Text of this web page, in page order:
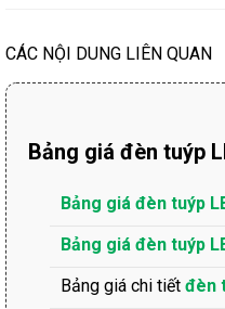
CÁC NỘI DUNG LIÊN QUAN
Bảng giá đèn tuýp
Bảng giá đèn tuýp
Bảng giá đèn tuýp
Bảng giá chi tiết đèn